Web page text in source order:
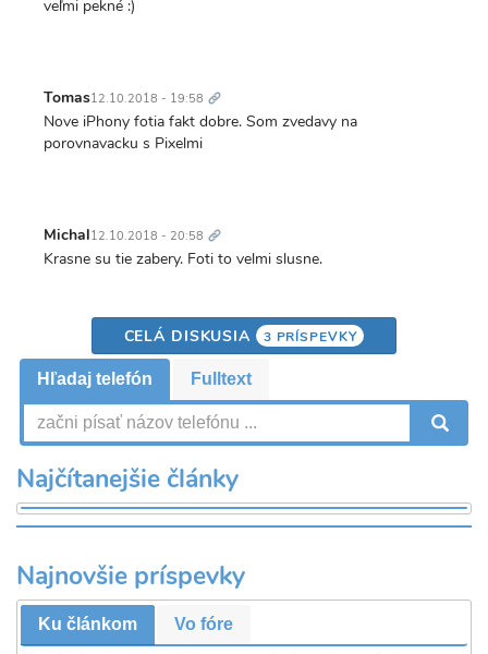
veľmi pekné :)
Tomas12.10.2018 - 19:58 odkaz
Nove iPhony fotia fakt dobre. Som zvedavy na
porovnavacku s Pixelmi
Michal12.10.2018 - 20:58 odkaz
Krasne su tie zabery. Foti to velmi slusne.
CELÁ DISKUSIA 3 PRÍSPEVKY
Hľadaj telefón Fulltext
Najčítanejšie články
Najnovšie príspevky
Ku článkom Vo fóre